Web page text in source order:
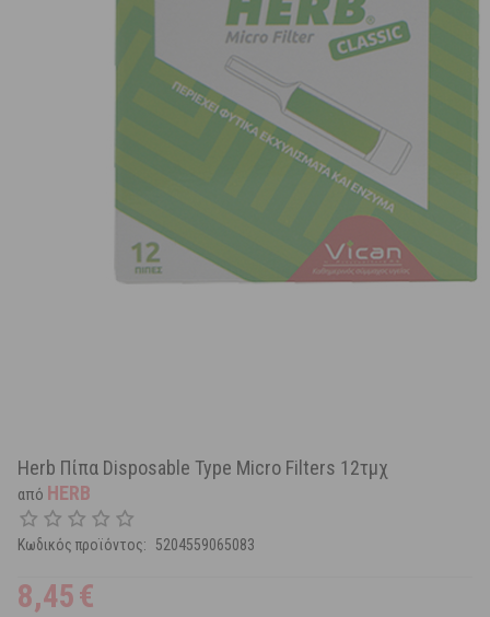
Herb Πίπα Disposable Type Micro Filters 12τμχ
από HERB
Κωδικός προϊόντος: 5204559065083
8,45€